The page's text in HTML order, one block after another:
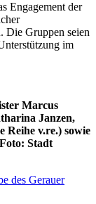
Engagement der
Die Gruppen seien
im
Marcus
Janzen,
Reihe v.re.) sowie
Foto: Stadt